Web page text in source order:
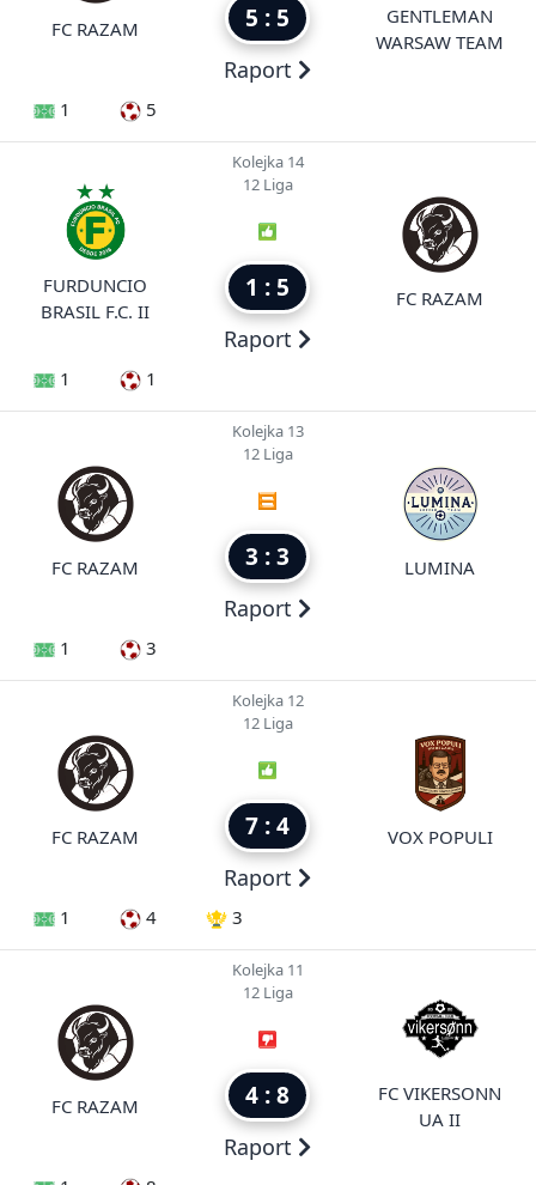
FC RAZAM 5 : 5
Raport
GENTLEMAN
WARSAW TEAM
1 5
FURDUNCIO
BRASIL F.C. II
Kolejka 14
12 Liga
1 : 5
Raport
FC RAZAM
1 1
FC RAZAM
Kolejka 13
12 Liga
3 : 3
Raport
LUMINA
1 3
FC RAZAM
Kolejka 12
12 Liga
7 : 4
Raport
VOX POPULI
1 4 3
FC RAZAM
Kolejka 11
12 Liga
4 : 8
Raport
FC VIKERSONN
UA II